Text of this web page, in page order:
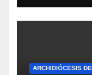
ARCHIDIÓCESIS